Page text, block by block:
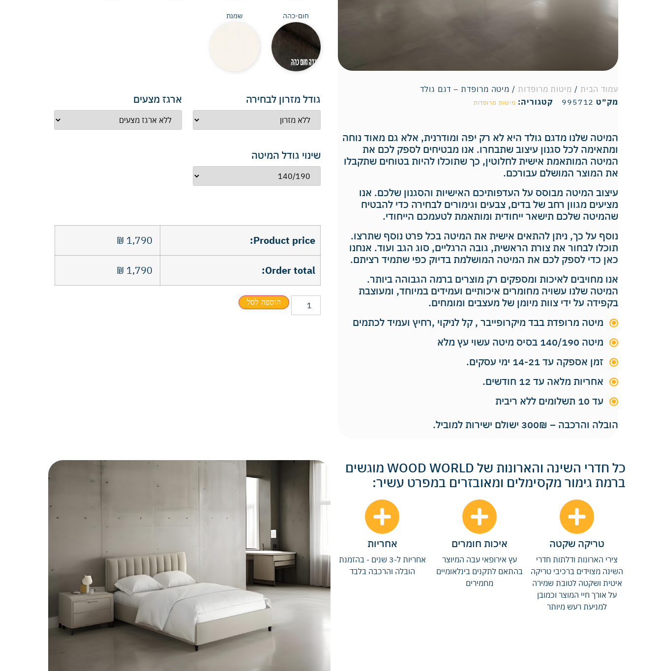
עמוד הבית / מיטות מרופדות / מיטה מרופדת – דגם גולד
מק״ט 995712 קטגוריה: מיטות מרופדות
המיטה שלנו מדגם גולד היא לא רק יפה ומודרנית, אלא גם מאוד נוחה
ומתאימה לכל סגנון עיצוב שתבחרו. אנו מבטיחים לספק לכם את
המיטה המותאמת אישית לחלוטין, כך שתוכלו להיות בטוחים שתקבלו
את המוצר המושלם עבורכם.
עיצוב המיטה מבוסס על העדפותיכם האישיות והסגנון שלכם. אנו
מציעים מגוון רחב של בדים, צבעים וגימורים לבחירה כדי להבטיח
שהמיטה שלכם תישאר ייחודית ומותאמת לטעמכם הייחודי.
נוסף על כך, ניתן להתאים אישית את המיטה בכל פרט נוסף שתרצו.
תוכלו לבחור את צורת הראשית, גובה הרגליים, סוג הגב ועוד. אנחנו
כאן כדי לספק לכם את המיטה המושלמת בדיוק כפי שתמיד רציתם.
אנו מחויבים לאיכות ומספקים רק מוצרים ברמה הגבוהה ביותר.
המיטה שלנו עשויה מחומרים איכותיים ועמידים במיוחד, ומעוצבת
בקפידה על ידי צוות מיומן של מעצבים ומומחים.
מיטה מרופדת בבד מיקרופייבר , קל לניקוי ,רחיץ ועמיד לכתמים
מיטה 140/190 בסיס מיטה עשוי עץ מלא
זמן אספקה עד 14-21 ימי עסקים.
אחריות מלאה עד 12 חודשים.
עד 10 תשלומים ללא ריבית
הובלה והרכבה – 300₪ ישולם ישירות למוביל.
חום-כהה שמנת
גודל מזרון לבחירה ארגז מצעים
שינוי גודל המיטה
Product price:
1,790
₪
Order total:
1,790
₪
הוספה לסל
כל חדרי השינה והארונות של WOOD WORLD מוגשים
ברמת גימור מקסימלים ומאובזרים במפרט עשיר:
טריקה שקטה
צירי הארונות ודלתות חדרי
השינה מצוידים ברכיבי טריקה
איטית ושקטה לטובת שמירה
על אורך חיי המוצר וכמובן
למניעת רעש מיותר
איכות חומרים
עץ אירופאי עבה המיוצר
בהתאם לתקנים בינלאומיים
מחמירים
אחריות
אחריות ל-3 שנים - בהזמנת
הובלה והרכבה בלבד